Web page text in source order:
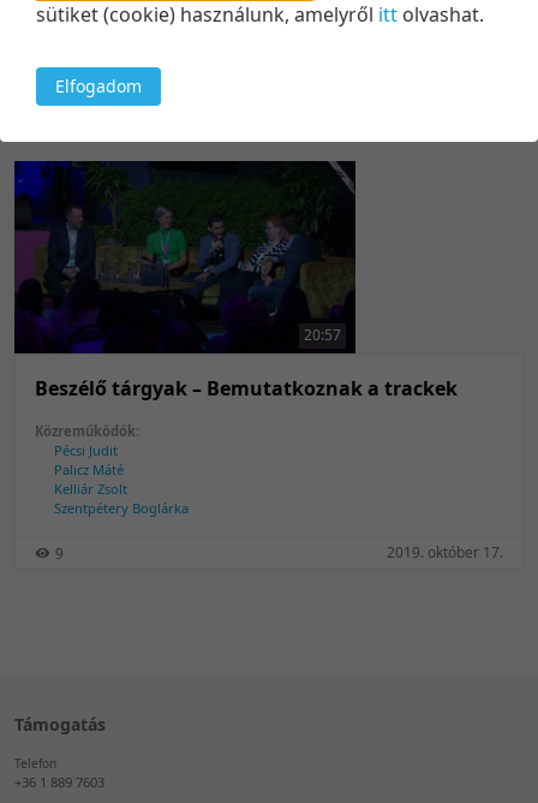
Relevancia szerint
Kezdés/felvétel dátuma szerint
Kezdés/felvétel dátuma szerint
Feltöltés dátuma szerint
Feltöltés dátuma szerint
Utolsó módosítás szerint
Utolsó módosítás szerint
5 tétel/oldal
20 tétel/oldal
50 tétel/oldal
100 tétel/oldal
20:57
Beszélő tárgyak – Bemutatkoznak a trackek
Közreműködők:
Pécsi Judit
Palicz Máté
Kelliár Zsolt
Szentpétery Boglárka
9 2019. október 17.
Támogatás
Telefon
+36 1 889 7603
sütiket (cookie) használunk, amelyről itt olvashat.
Elfogadom